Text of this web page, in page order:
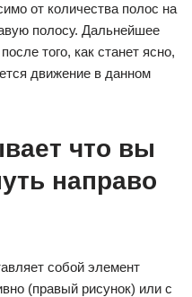
от количества полос на
полосу. Дальнейшее
того, как станет ясно,
движение в данном
что вы
направо
собой элемент
(правый рисунок) или с